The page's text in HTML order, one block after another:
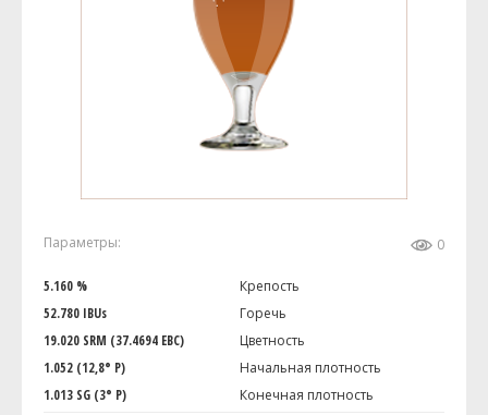
Параметры: 0
5.160 %
Крепость
52.780 IBUs
Горечь
19.020 SRM (37.4694 EBC)
Цветность
1.052 (12,8° P)
Начальная плотность
1.013 SG (3° P)
Конечная плотность